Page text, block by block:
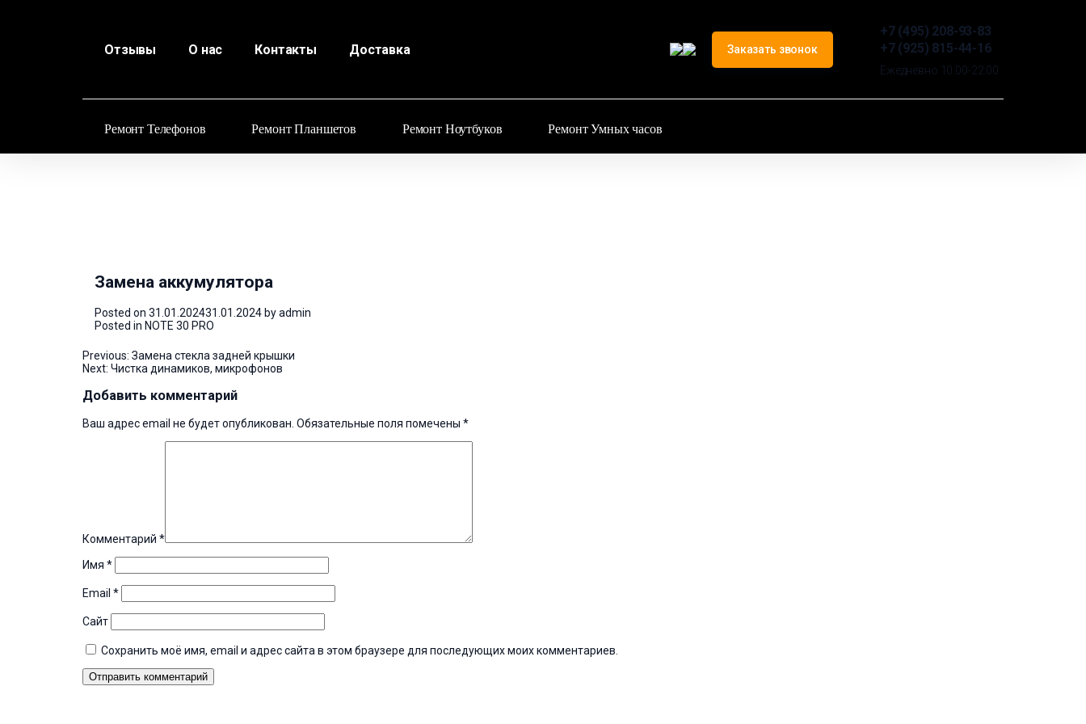
Отзывы О нас Контакты Доставка Заказать звонок
+7 (495) 208-93-83
+7 (925) 815-44-16
Ежедневно 10:00-22:00
Ремонт Телефонов Ремонт Планшетов Ремонт Ноутбуков Ремонт Умных часов
Замена аккумулятора
Posted on 31.01.202431.01.2024 byadmin
Posted in NOTE 30 PRO
Навигация
по
записям
Previous: Замена стекла задней крышки
Next: Чистка динамиков, микрофонов
Добавить комментарий
Ваш адрес email не будет опубликован. Обязательные поля помечены *
Комментарий *
Имя *
Email *
Сайт
Сохранить моё имя, email и адрес сайта в этом браузере для последующих моих комментариев.